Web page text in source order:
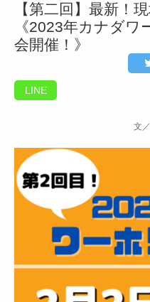
【第二回】最新！
《2023年カナダワ
会開催！》
LINE
文